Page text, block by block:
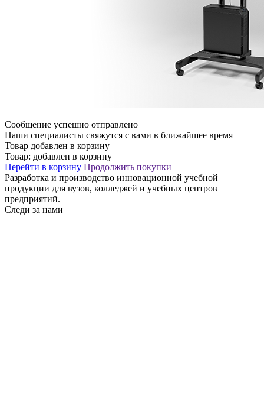
Сообщение успешно отправлено
Наши специалисты свяжутся с вами в ближайшее время
Товар добавлен в корзину
Товар: добавлен в корзину
Перейти в корзину Продолжить покупки
Разработка и производство инновационной учебной
продукции для вузов, колледжей и учебных центров
предприятий.
Следи за нами